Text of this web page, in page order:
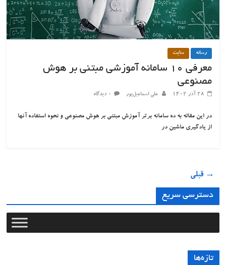
رسانه سایت
معرفی ۱۰ سامانه آموزشی مبتنی بر هوش
مصنوعی
۲۸ آذر ۱۴۰۲ علی اسماعیل‌پور ۰ دیدگاه
در این مقاله به ده سامانه برتر آموزش مبتنی بر هوش مصنوعی و نحوه استفاده آنها
از یادگیری ماشین در
→ قبلی
دسترسی سریع
تازه‌ها